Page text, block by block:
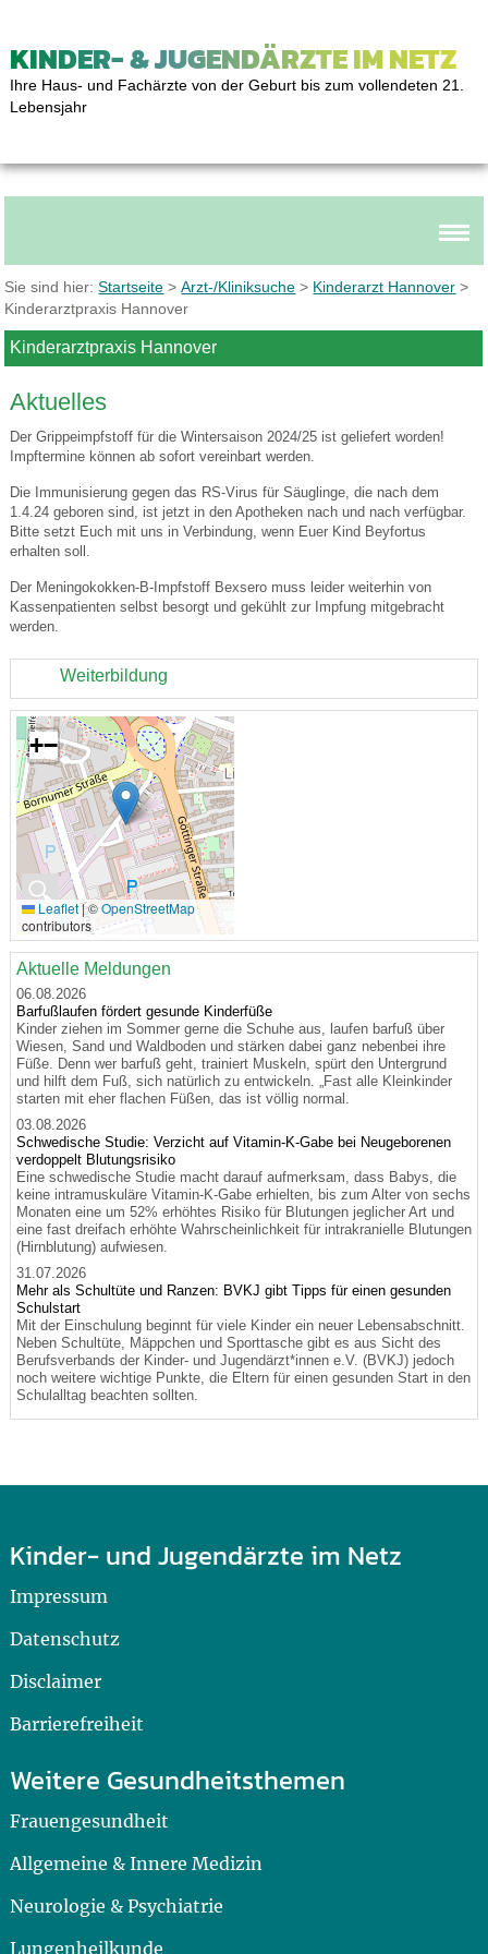
KINDER- & JUGENDÄRZTE IM NETZ
Ihre Haus- und Fachärzte von der Geburt bis zum vollendeten 21.
Lebensjahr
Sie sind hier:Startseite >Arzt-/Kliniksuche > Kinderarzt Hannover >
Kinderarztpraxis Hannover
Kinderarztpraxis Hannover
Aktuelles
Der Grippeimpfstoff für die Wintersaison 2024/25 ist geliefert worden!
Impftermine können ab sofort vereinbart werden.
Die Immunisierung gegen das RS-Virus für Säuglinge, die nach dem
1.4.24 geboren sind, ist jetzt in den Apotheken nach und nach verfügbar.
Bitte setzt Euch mit uns in Verbindung, wenn Euer Kind Beyfortus
erhalten soll.
Der Meningokokken-B-Impfstoff Bexsero muss leider weiterhin von
Kassenpatienten selbst besorgt und gekühlt zur Impfung mitgebracht
werden.
Weiterbildung
🔍
+−
Leaflet|©OpenStreetMap
contributors
Aktuelle Meldungen
06.08.2026
Barfußlaufen fördert gesunde Kinderfüße
Kinder ziehen im Sommer gerne die Schuhe aus, laufen barfuß über
Wiesen, Sand und Waldboden und stärken dabei ganz nebenbei ihre
Füße. Denn wer barfuß geht, trainiert Muskeln, spürt den Untergrund
und hilft dem Fuß, sich natürlich zu entwickeln. „Fast alle Kleinkinder
starten mit eher flachen Füßen, das ist völlig normal.
03.08.2026
Schwedische Studie: Verzicht auf Vitamin-K-Gabe bei Neugeborenen
verdoppelt Blutungsrisiko
Eine schwedische Studie macht darauf aufmerksam, dass Babys, die
keine intramuskuläre Vitamin-K-Gabe erhielten, bis zum Alter von sechs
Monaten eine um 52% erhöhtes Risiko für Blutungen jeglicher Art und
eine fast dreifach erhöhte Wahrscheinlichkeit für intrakranielle Blutungen
(Hirnblutung) aufwiesen.
31.07.2026
Mehr als Schultüte und Ranzen: BVKJ gibt Tipps für einen gesunden
Schulstart
Mit der Einschulung beginnt für viele Kinder ein neuer Lebensabschnitt.
Neben Schultüte, Mäppchen und Sporttasche gibt es aus Sicht des
Berufsverbands der Kinder- und Jugendärzt*innen e.V. (BVKJ) jedoch
noch weitere wichtige Punkte, die Eltern für einen gesunden Start in den
Schulalltag beachten sollten.
Kinder- und Jugendärzte im Netz
Impressum
Datenschutz
Disclaimer
Barrierefreiheit
Weitere Gesundheitsthemen
Frauengesundheit
Allgemeine & Innere Medizin
Neurologie & Psychiatrie
Lungenheilkunde